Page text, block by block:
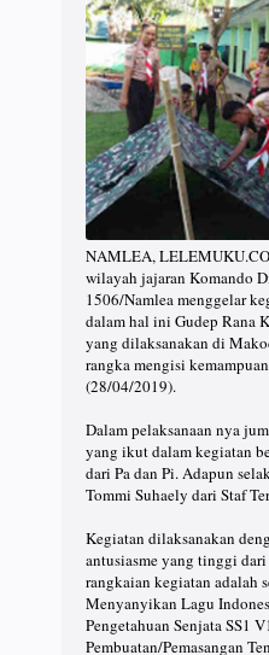
NAMLEA,
wilayah jajaran Komando
1506/Namlea menggelar
dalam hal ini Gudep Rana
yang dilaksanakan di
rangka mengisi
(28/04/2019).
Dalam pelaksanaan nya
yang ikut dalam kegiatan
dari Pa dan Pi. Adapun
Tommi Suhaely dari Staf
Kegiatan dilaksanakan
antusiasme yang tinggi dari
rangkaian kegiatan adalah
Menyanyikan Lagu
Pengetahuan Senjata SS1
Pembuatan/Pemasangan